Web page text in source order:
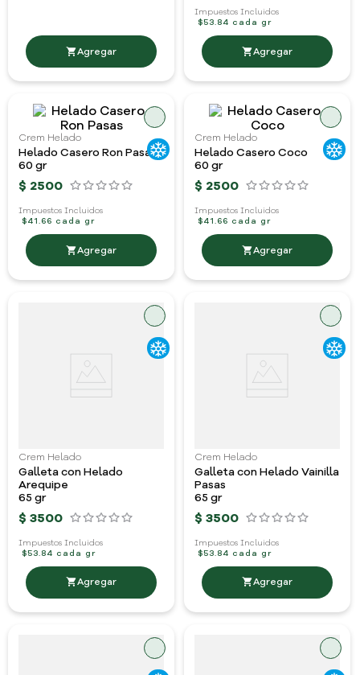
Impuestos Incluidos
$53.84 cada gr
Crem Helado
Helado Casero Ron Pasas
60 gr
$ 2500
Impuestos Incluidos
$41.66 cada gr
Crem Helado
Helado Casero Coco
60 gr
$ 2500
Impuestos Incluidos
$41.66 cada gr
Crem Helado
Galleta con Helado
Arequipe
65 gr
$ 3500
Impuestos Incluidos
$53.84 cada gr
Crem Helado
Galleta con Helado Vainilla
Pasas
65 gr
$ 3500
Impuestos Incluidos
$53.84 cada gr